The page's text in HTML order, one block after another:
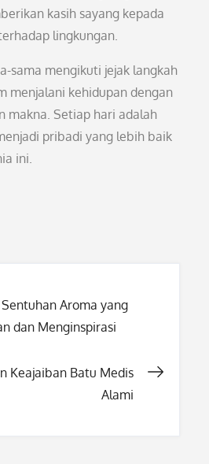
kasih sayang kepada
lingkungan.
sama mengikuti jejak langkah
menjalani kehidupan dengan
makna. Setiap hari adalah
pribadi yang lebih baik
ini.
Aroma yang
dan Menginspirasi
Keajaiban Batu Medis
Alami